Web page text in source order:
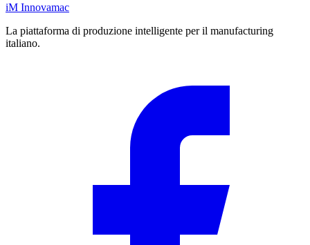
iM Innovamac
La piattaforma di produzione intelligente per il manufacturing
italiano.